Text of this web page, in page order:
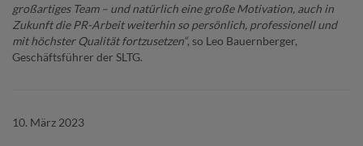
großartiges Team – und natürlich eine große Motivation, auch in
Zukunft die PR-Arbeit weiterhin so persönlich, professionell und
mit höchster Qualität fortzusetzen“, so Leo Bauernberger,
Geschäftsführer der SLTG.
10. März 2023